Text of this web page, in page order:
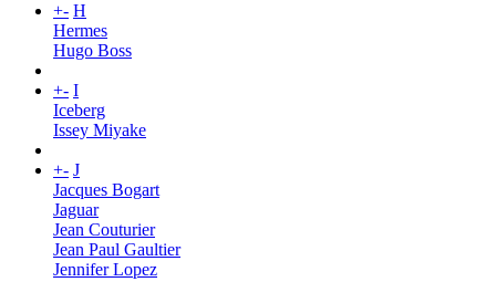
+- H
Hermes
Hugo Boss
+- I
Iceberg
Issey Miyake
+- J
Jacques Bogart
Jaguar
Jean Couturier
Jean Paul Gaultier
Jennifer Lopez